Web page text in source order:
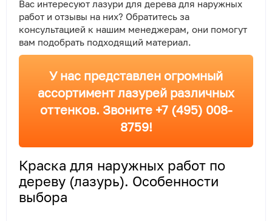
Вас интересуют лазури для дерева для наружных
работ и отзывы на них? Обратитесь за
консультацией к нашим менеджерам, они помогут
вам подобрать подходящий материал.
У нас представлен огромный
ассортимент лазурей различных
оттенков. Звоните +7 (495) 008-
8759!
Краска для наружных работ по
дереву (лазурь). Особенности
выбора